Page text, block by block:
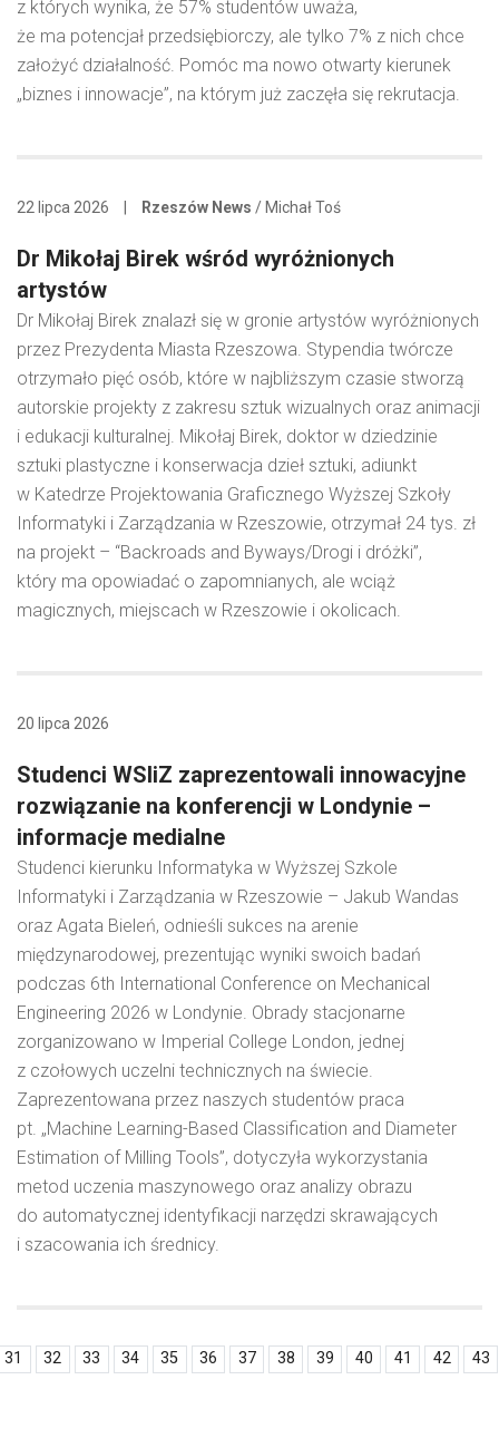
z których wynika, że 57% studentów uważa,
że ma potencjał przedsiębiorczy, ale tylko 7% z nich chce
założyć działalność. Pomóc ma nowo otwarty kierunek
„biznes i innowacje”, na którym już zaczęła się rekrutacja.
22 lipca 2026 Rzeszów News / Michał Toś
Dr Mikołaj Birek wśród wyróżnionych
artystów
Dr Mikołaj Birek znalazł się w gronie artystów wyróżnionych
przez Prezydenta Miasta Rzeszowa. Stypendia twórcze
otrzymało pięć osób, które w najbliższym czasie stworzą
autorskie projekty z zakresu sztuk wizualnych oraz animacji
i edukacji kulturalnej. Mikołaj Birek, doktor w dziedzinie
sztuki plastyczne i konserwacja dzieł sztuki, adiunkt
w Katedrze Projektowania Graficznego Wyższej Szkoły
Informatyki i Zarządzania w Rzeszowie, otrzymał 24 tys. zł
na projekt – “Backroads and Byways/Drogi i dróżki”,
który ma opowiadać o zapomnianych, ale wciąż
magicznych, miejscach w Rzeszowie i okolicach.
20 lipca 2026
Studenci WSIiZ zaprezentowali innowacyjne
rozwiązanie na konferencji w Londynie –
informacje medialne
Studenci kierunku Informatyka w Wyższej Szkole
Informatyki i Zarządzania w Rzeszowie – Jakub Wandas
oraz Agata Bieleń, odnieśli sukces na arenie
międzynarodowej, prezentując wyniki swoich badań
podczas 6th International Conference on Mechanical
Engineering 2026 w Londynie. Obrady stacjonarne
zorganizowano w Imperial College London, jednej
z czołowych uczelni technicznych na świecie.
Zaprezentowana przez naszych studentów praca
pt. „Machine Learning-Based Classification and Diameter
Estimation of Milling Tools”, dotyczyła wykorzystania
metod uczenia maszynowego oraz analizy obrazu
do automatycznej identyfikacji narzędzi skrawających
i szacowania ich średnicy.
31 32 33 34 35 36 37 38 39 40 41 42 43